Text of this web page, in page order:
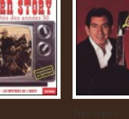
Trini Lopez...